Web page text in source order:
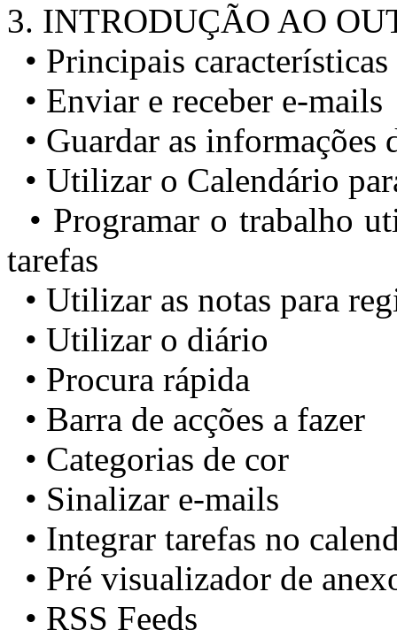
3. INTRODUÇÃO AO
• Principais características
• Enviar e receber e-mails
• Guardar as informações
• Utilizar o Calendário
• Programar o trabalho
tarefas
• Utilizar as notas para
• Utilizar o diário
• Procura rápida
• Barra de acções a fazer
• Categorias de cor
• Sinalizar e-mails
• Integrar tarefas no
• Pré visualizador de
• RSS Feeds